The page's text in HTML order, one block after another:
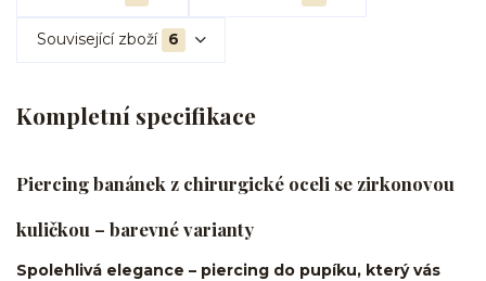
Související zboží 6
Kompletní specifikace
Piercing banánek z chirurgické oceli se zirkonovou
kuličkou – barevné varianty
Spolehlivá elegance – piercing do pupíku, který vás